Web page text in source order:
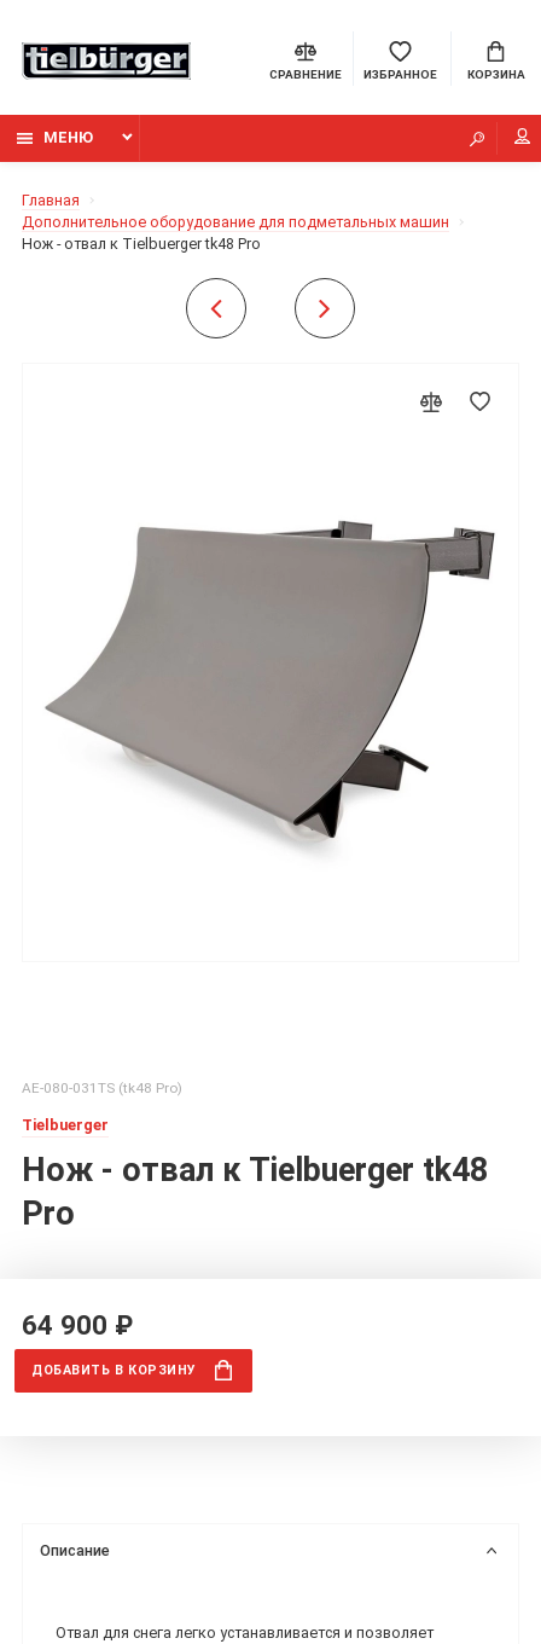
СРАВНЕНИЕ ИЗБРАННОЕ КОРЗИНА
МЕНЮ
Главная
Дополнительное оборудование для подметальных машин
Нож - отвал к Tielbuerger tk48 Pro
AE-080-031TS (tk48 Pro)
Tielbuerger
Нож - отвал к Tielbuerger tk48
Pro
64 900 ₽
ДОБАВИТЬ В КОРЗИНУ
Описание
Отвал для снега легко устанавливается и позволяет